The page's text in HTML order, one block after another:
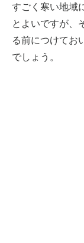
すごく寒い地域
とよいですが、
る前につけてお
でしょう。